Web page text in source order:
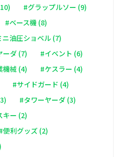
#グラップルソー (9)
#ベース機 (8)
ニ油圧ショベル (7)
ーダ (7)
#イベント (6)
機械 (4)
#ケスラー (4)
#サイドガード (4)
#タワーヤーダ (3)
キー (2)
便利グッズ (2)